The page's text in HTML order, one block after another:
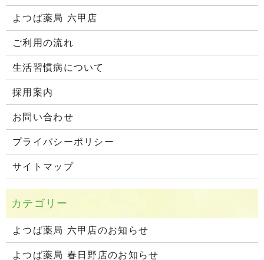
よつば薬局 六甲店
ご利用の流れ
生活習慣病について
採用案内
お問い合わせ
プライバシーポリシー
サイトマップ
よつば薬局 六甲店のお知らせ
よつば薬局 春日野店のお知らせ